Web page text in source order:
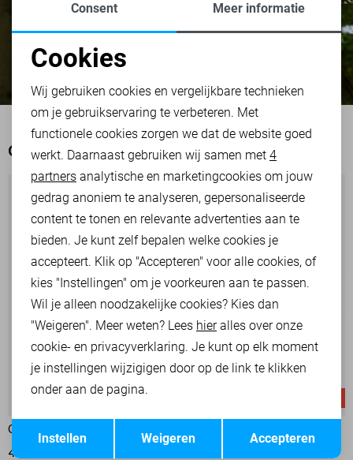
OOK HET BEKIJKEN WAARD
-20%
ONLY JAS
47,95
Noodzakelijke cookies
Personalisatie cookies
Analytische cookies
Marketing cookies
Terug Opslaan
Consent Meer informatie
Cookies
Wij gebruiken cookies en vergelijkbare technieken
om je gebruikservaring te verbeteren. Met
functionele cookies zorgen we dat de website goed
werkt. Daarnaast gebruiken wij samen met 4
partners analytische en marketingcookies om jouw
gedrag anoniem te analyseren, gepersonaliseerde
content te tonen en relevante advertenties aan te
bieden. Je kunt zelf bepalen welke cookies je
accepteert. Klik op "Accepteren" voor alle cookies, of
kies "Instellingen" om je voorkeuren aan te passen.
Wil je alleen noodzakelijke cookies? Kies dan
"Weigeren". Meer weten? Lees hieralles over onze
cookie- en privacyverklaring. Je kunt op elk moment
je instellingen wijzigigen door op de link te klikken
onder aan de pagina.
Accepteren
Weigeren
Instellen